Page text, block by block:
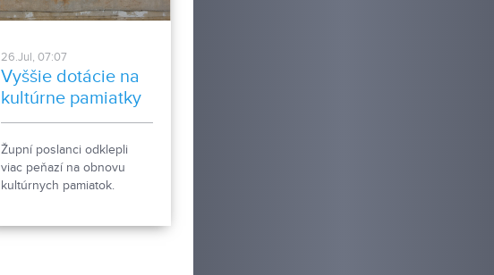
26.Jul, 07:07
Vyššie dotácie na
kultúrne pamiatky
Župní poslanci odklepli
viac peňazí na obnovu
kultúrnych pamiatok.